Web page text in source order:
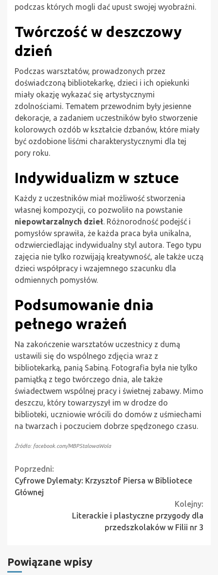
podczas których mogli dać upust swojej wyobraźni.
Twórczość w deszczowy
dzień
Podczas warsztatów, prowadzonych przez
doświadczoną bibliotekarkę, dzieci i ich opiekunki
miały okazję wykazać się artystycznymi
zdolnościami. Tematem przewodnim były jesienne
dekoracje, a zadaniem uczestników było stworzenie
kolorowych ozdób w kształcie dzbanów, które miały
być ozdobione liśćmi charakterystycznymi dla tej
pory roku.
Indywidualizm w sztuce
Każdy z uczestników miał możliwość stworzenia
własnej kompozycji, co pozwoliło na powstanie
niepowtarzalnych dzieł. Różnorodność podejść i
pomysłów sprawiła, że każda praca była unikalna,
odzwierciedlając indywidualny styl autora. Tego typu
zajęcia nie tylko rozwijają kreatywność, ale także uczą
dzieci współpracy i wzajemnego szacunku dla
odmiennych pomysłów.
Podsumowanie dnia
pełnego wrażeń
Na zakończenie warsztatów uczestnicy z dumą
ustawili się do wspólnego zdjęcia wraz z
bibliotekarką, panią Sabiną. Fotografia była nie tylko
pamiątką z tego twórczego dnia, ale także
świadectwem wspólnej pracy i świetnej zabawy. Mimo
deszczu, który towarzyszył im w drodze do
biblioteki, uczniowie wrócili do domów z uśmiechami
na twarzach i poczuciem dobrze spędzonego czasu.
Źródło: facebook.com/MBPStalowaWola
Continue
Reading
Poprzedni:
Cyfrowe Dylematy: Krzysztof Piersa w Bibliotece
Głównej
Kolejny:
Literackie i plastyczne przygody dla
przedszkolaków w Filii nr 3
Powiązane wpisy